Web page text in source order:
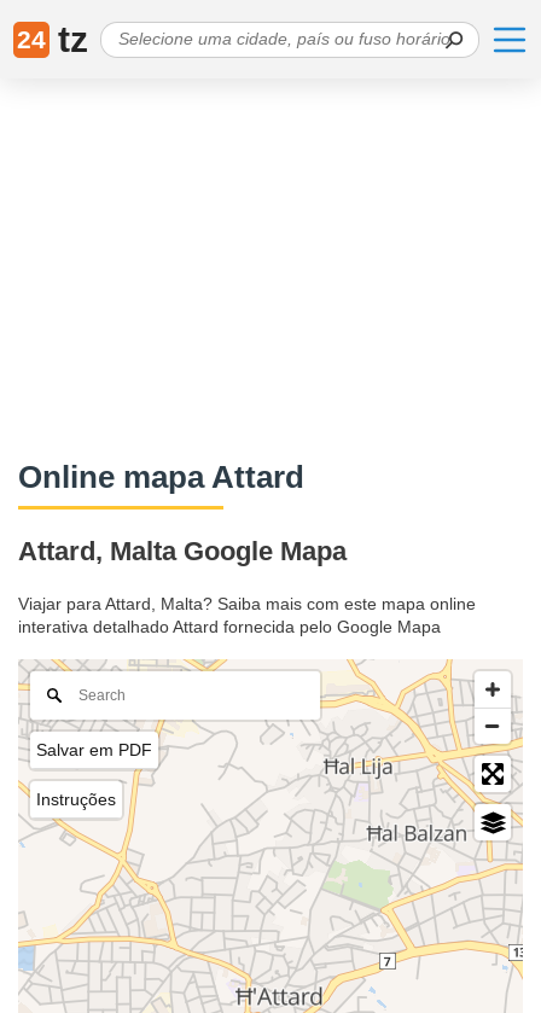
24 tz
Online mapa Attard
Attard, Malta Google Mapa
Viajar para Attard, Malta? Saiba mais com este mapa online
interativa detalhado Attard fornecida pelo Google Mapa
Salvar em PDF
Instruções